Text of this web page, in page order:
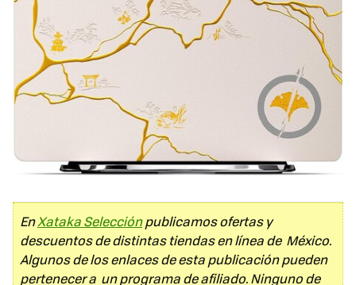
EnXataka Selecciónpublicamos ofertas y
descuentos de distintas tiendas en línea de México.
Algunos de los enlaces de esta publicación pueden
pertenecer a un programa de afiliado. Ninguno de